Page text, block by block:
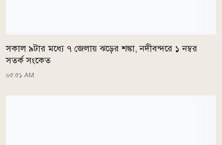
সকাল ৯টার মধ্যে ৭ জেলায় ঝড়ের শঙ্কা, নদীবন্দরে ১ নম্বর
সতর্ক সংকেত
০৫:৫১ AM